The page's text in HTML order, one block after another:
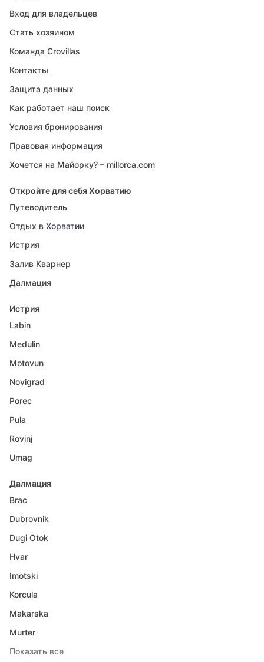
Вход для владельцев
Стать хозяином
Команда Crovillas
Контакты
Защита данных
Как работает наш поиск
Условия бронирования
Правовая информация
Хочется на Майорку? – millorca.com
Откройте для себя Хорватию
Путеводитель
Отдых в Хорватии
Истрия
Залив Кварнер
Далмация
Истрия
Labin
Medulin
Motovun
Novigrad
Porec
Pula
Rovinj
Umag
Далмация
Brac
Dubrovnik
Dugi Otok
Hvar
Imotski
Korcula
Makarska
Murter
Показать все